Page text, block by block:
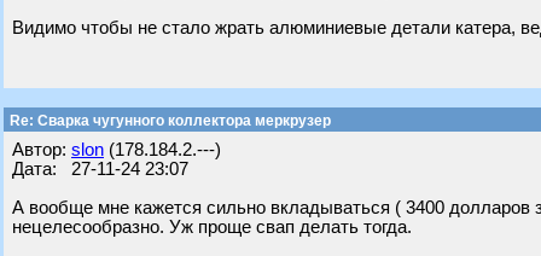
Видимо чтобы не стало жрать алюминиевые детали катера,
Re: Сварка чугунного коллектора меркрузер
Автор: slon (178.184.2.---)
Дата: 27-11-24 23:07
А вообще мне кажется сильно вкладываться ( 3400 долларов
нецелесообразно. Уж проще свап делать тогда.